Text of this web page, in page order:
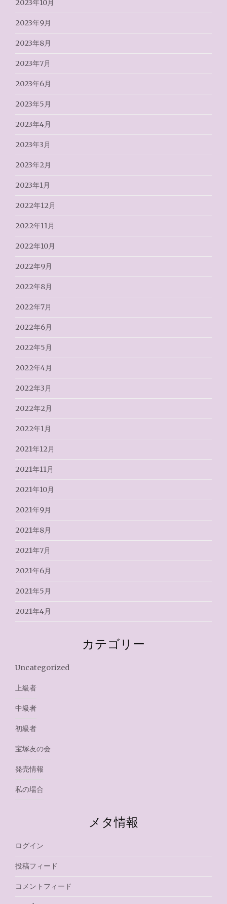
2023年10月
2023年9月
2023年8月
2023年7月
2023年6月
2023年5月
2023年4月
2023年3月
2023年2月
2023年1月
2022年12月
2022年11月
2022年10月
2022年9月
2022年8月
2022年7月
2022年6月
2022年5月
2022年4月
2022年3月
2022年2月
2022年1月
2021年12月
2021年11月
2021年10月
2021年9月
2021年8月
2021年7月
2021年6月
2021年5月
2021年4月
カテゴリー
Uncategorized
上級者
中級者
初級者
宝塚友の会
発売情報
私の場合
メタ情報
ログイン
投稿フィード
コメントフィード